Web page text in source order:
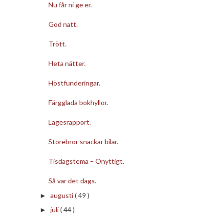
Nu får ni ge er.
God natt.
Trött.
Heta nätter.
Höstfunderingar.
Färgglada bokhyllor.
Lägesrapport.
Storebror snackar bilar.
Tisdagstema – Onyttigt.
Så var det dags.
► augusti( 49 )
► juli( 44 )